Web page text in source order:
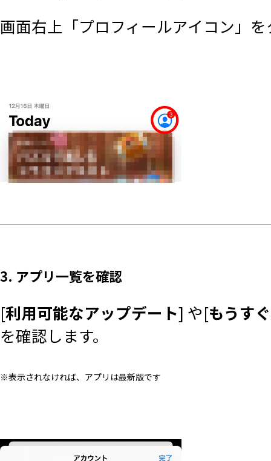
画面右上「プロフィールアイコン」
3. アプリ一覧を確認
[利用可能なアップデート] や[もうす
を確認します。
※表示されなければ、アプリは最新版です